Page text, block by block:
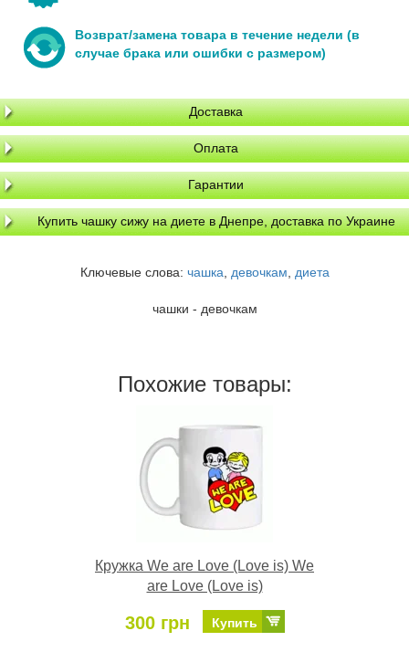
Возврат/замена товара в течение недели (в
случае брака или ошибки с размером)
Доставка
Оплата
Гарантии
Купить чашку сижу на диете в Днепре, доставка по Украине
Ключевые слова: чашка девочкам диета
чашки - девочкам
Похожие товары:
Кружка We are Love (Love is) We
are Love (Love is)
300 грн Купить